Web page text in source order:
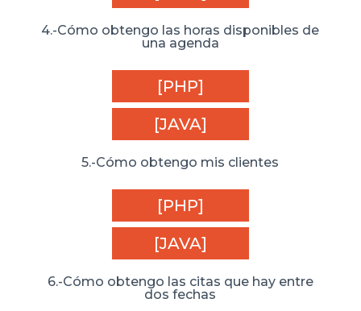
4.-Cómo obtengo las horas disponibles de
una agenda
[PHP]
[JAVA]
5.-Cómo obtengo mis clientes
[PHP]
[JAVA]
6.-Cómo obtengo las citas que hay entre
dos fechas